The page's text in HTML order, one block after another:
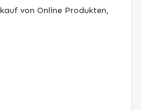
von Online Produkten,